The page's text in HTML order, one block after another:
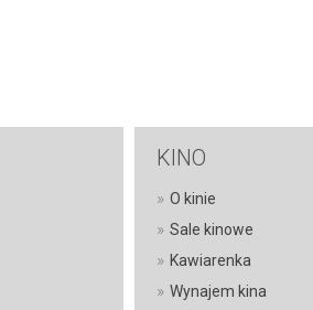
KINO
» O kinie
» Sale kinowe
» Kawiarenka
» Wynajem kina